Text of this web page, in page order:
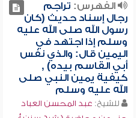
الفهرس: تراجم
رجال إسناد حديث (كان
رسول الله صلى الله عليه
وسلم إذا اجتهد في
اليمين قال: والذي نفس
أبي القاسم بيده) ,
كيفية يمين النبي صلى
الله عليه وسلم
للشيخ: عبد المحسن العباد